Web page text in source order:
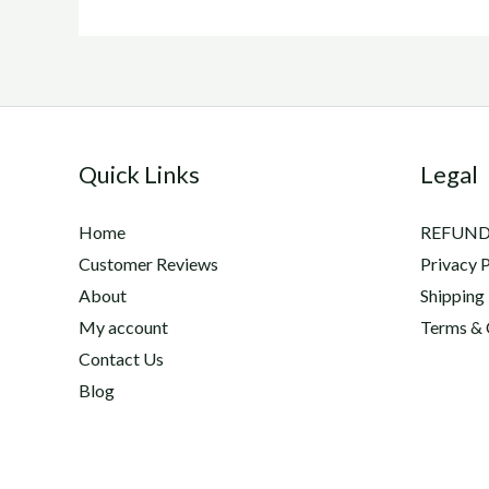
Quick Links
Home
Customer Reviews
About
My account
Contact Us
Blog
Legal
Privacy
Shipping
Terms &